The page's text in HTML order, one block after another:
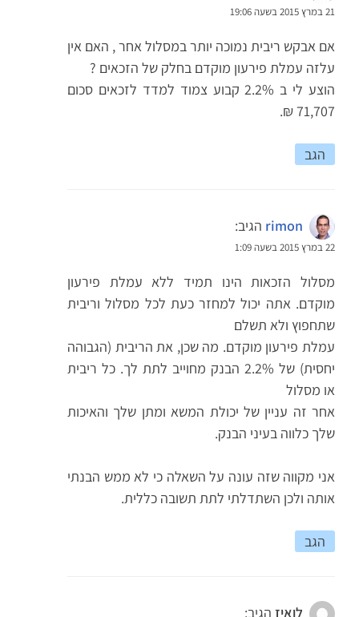
21 במרץ 2015 בשעה 19:06
אם אבקש ריבית נמוכה יותר במסלול אחר , האם אין
עלזה עמלת פירעון מוקדם בחלק של הזכאים ?
הוצע לי ב 2.2% קבוע צמוד למדד לזכאים סכום
71,707 ₪.
הגב
rimon הגיב:
22 במרץ 2015 בשעה 1:09
מסלול הזכאות הינו תמיד ללא עמלת פירעון
מוקדם. אתה יכול למחזר כעת לכל מסלול וריבית
שתחפוץ ולא תשלם
עמלת פירעון מוקדם. מה שכן, את הריבית (הגבוהה
יחסית) של 2.2% הבנק מחוייב לתת לך. כל ריבית
או מסלול
אחר זה עניין של יכולת המשא ומתן שלך והאיכות
שלך כלווה בעיני הבנק.
אני מקווה שזה עונה על השאלה כי לא ממש הבנתי
אותה ולכן השתדלתי לתת תשובה כללית.
הגב
לואיז הגיב: